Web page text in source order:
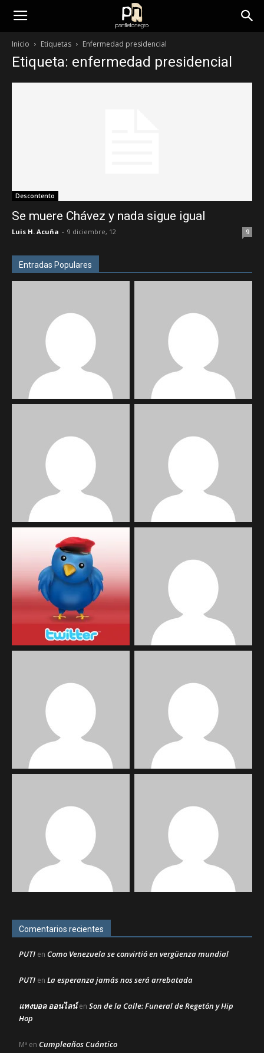
panfletonegro
Inicio Etiquetas Enfermedad presidencial
Etiqueta: enfermedad presidencial
Descontento
Se muere Chávez y nada sigue igual
Luis H. Acuña - 9 diciembre, 12 9
Entradas Populares
Comentarios recientes
PUTI en Como Venezuela se convirtió en vergüenza mundial
PUTI en La esperanza jamás nos será arrebatada
แทงบอล ออนไลน์en Son de la Calle: Funeral de Regetón y Hip
Hop
Mª en Cumpleaños Cuántico